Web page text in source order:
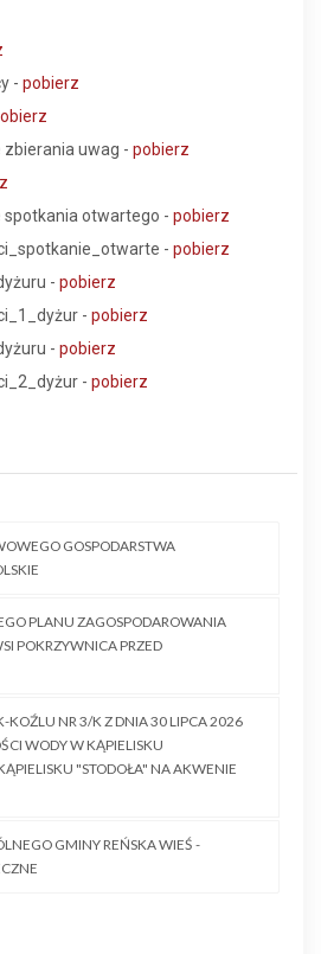
- pobierz
zbierania uwag - pobierz
spotkania otwartego - pobierz
- pobierz
- pobierz
- pobierz
- pobierz
- pobierz
GOSPODARSTWA
PLANU ZAGOSPODAROWANIA
POKRZYWNICA PRZED
KOŹLU NR 3/K Z DNIA 30 LIPCA 2026
WODY W KĄPIELISKU
"STODOŁA" NA AKWENIE
GMINY REŃSKA WIEŚ -